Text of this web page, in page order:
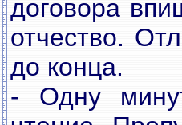
договора
отчество.
до конца.
- Одну